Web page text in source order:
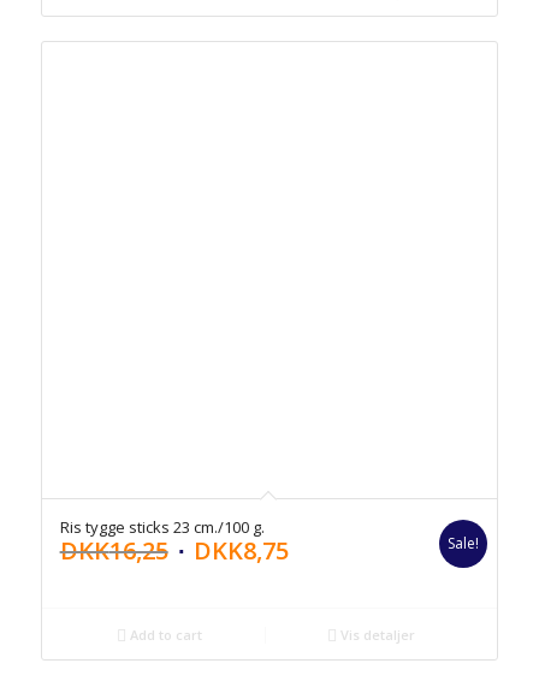
Ris tygge sticks 23 cm./100 g.
DKK16,25 DKK8,75 Sale!
Add to cart Vis detaljer